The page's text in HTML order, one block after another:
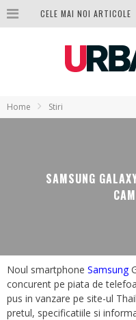
CELE MAI NOI ARTICOLE
Home Stiri
SAMSUNG
Noul smartphone Samsung
concurent pe piata de
pus in vanzare pe site-ul
pretul, specificatiile si